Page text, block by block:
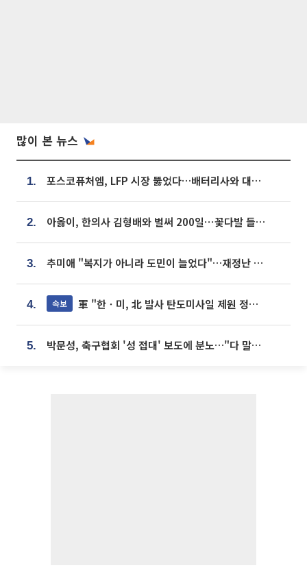
많이 본 뉴스
1. 포스코퓨처엠, LFP 시장 뚫었다…배터리사와 대규모 장기 공급 합의
2. 아옳이, 한의사 김형배와 벌써 200일⋯꽃다발 들고 "프러포즈 아냐"
3. 추미애 "복지가 아니라 도민이 늘었다"…재정난 책임론 정면돌파
4. 속보 軍 "한ㆍ미, 北 발사 탄도미사일 제원 정밀분석 중"
5. 박문성, 축구협회 '성 접대' 보도에 분노…"다 말아먹으려고 작정했나"